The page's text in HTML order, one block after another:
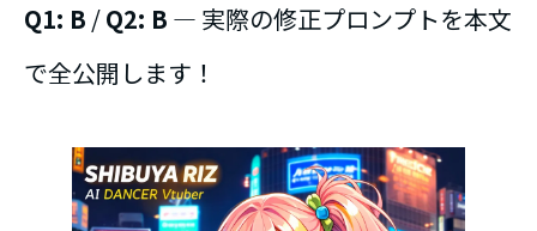
Q1: B /Q2: B — 実際の修正プロンプトを本文
で全公開します！